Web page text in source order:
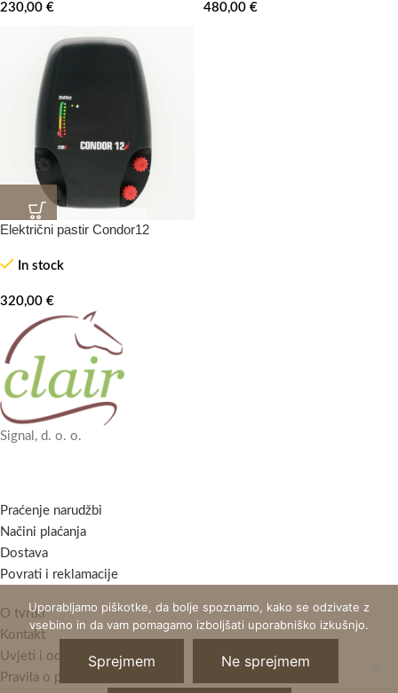
230,00 € 480,00 €
Električni pastir Condor12
In stock
320,00 €
Signal, d. o. o.
Praćenje narudžbi
Načini plaćanja
Dostava
Povrati i reklamacije
O tvrtki
Kontakt
Uvjeti i odredbe
Pravila o privatnosti
Uporabljamo piškotke, da bolje spoznamo, kako se odzivate z
vsebino in da vam pomagamo izboljšati uporabniško izkušnjo.
Sprejmem Ne sprejmem